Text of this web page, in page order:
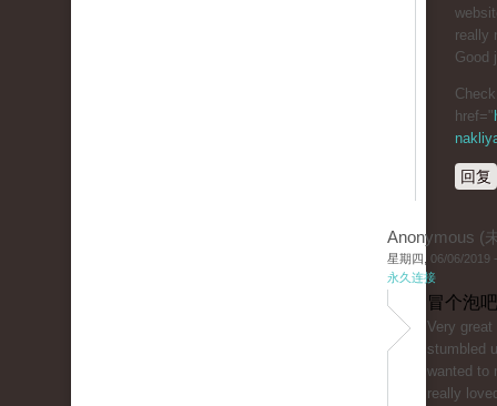
really
Good
href="
回复
Anonymous (
星期四, 06/06/2019
永久连接
冒个泡
Very
stumbled
wanted to
really